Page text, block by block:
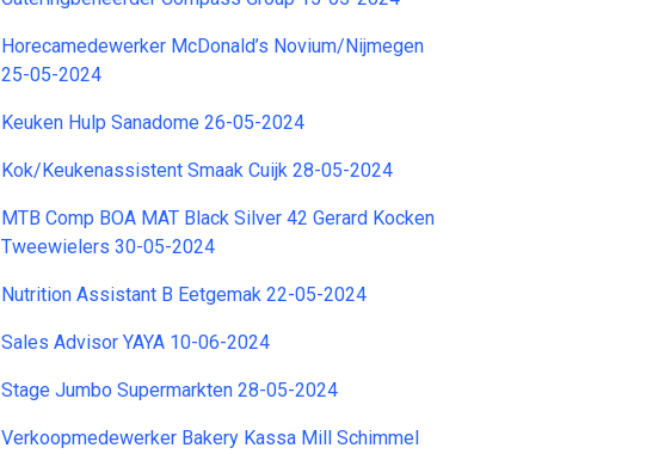
Horecamedewerker McDonald’s Novium/Nijmegen
25-05-2024
Keuken Hulp Sanadome 26-05-2024
Kok/Keukenassistent Smaak Cuijk 28-05-2024
MTB Comp BOA MAT Black Silver 42 Gerard Kocken
Tweewielers 30-05-2024
Nutrition Assistant B Eetgemak 22-05-2024
Sales Advisor YAYA 10-06-2024
Stage Jumbo Supermarkten 28-05-2024
Verkoopmedewerker Bakery Kassa Mill Schimmel